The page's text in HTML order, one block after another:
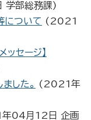
学部総務課)
について ( 2021
セージ】
した。
( 2021年
04月12日 企画